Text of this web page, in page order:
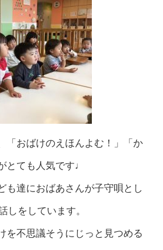
「おばけのえほんよむ！」「か
とても人気です♩
も達におばあさんが子守唄とし
しをしています。
を不思議そうにじっと見つめる